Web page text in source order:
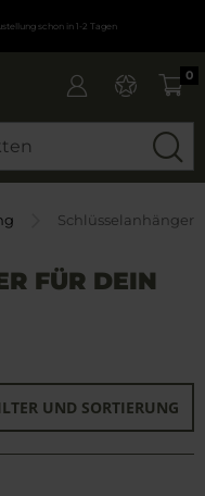
schon in 1-2 Tagen
0
Schlüsselanhänger
FÜR DEIN
UND SORTIERUNG